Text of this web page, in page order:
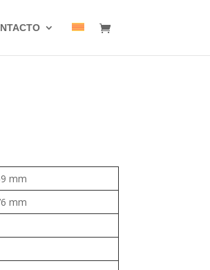
mm
mm